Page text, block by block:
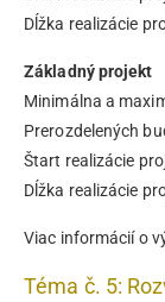
Dĺžka realizácie
Základný projekt
Minimálna a
Prerozdelených
Štart realizácie
Dĺžka realizácie
Viac informácií o
Téma č. 5: